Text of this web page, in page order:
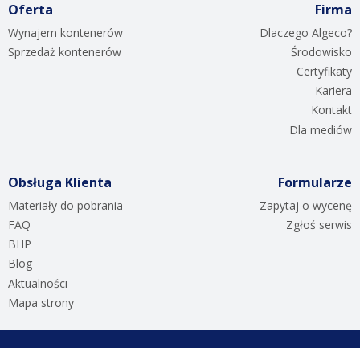
Oferta
Wynajem kontenerów
Sprzedaż kontenerów
Firma
Dlaczego Algeco?
Środowisko
Certyfikaty
Kariera
Kontakt
Dla mediów
Obsługa Klienta
Materiały do pobrania
FAQ
BHP
Blog
Aktualności
Mapa strony
Formularze
Zapytaj o wycenę
Zgłoś serwis